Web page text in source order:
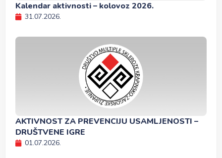
Kalendar aktivnosti – kolovoz 2026.
31.07.2026.
AKTIVNOST ZA PREVENCIJU USAMLJENOSTI –
DRUŠTVENE IGRE
01.07.2026.